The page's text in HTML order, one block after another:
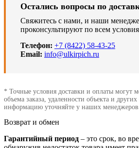
Остались вопросы по
Свяжитесь с нами, и наши
проконсультируют по всем
Телефон: +7 (8422) 58-43-25
Email: info@ulkirpich.ru
* Точные условия доставки и оплаты могут
объема заказа, удаленности объекта и
информацию уточняйте у наших менеджеров.
Возврат и обмен
Гарантийный период – это срок, во